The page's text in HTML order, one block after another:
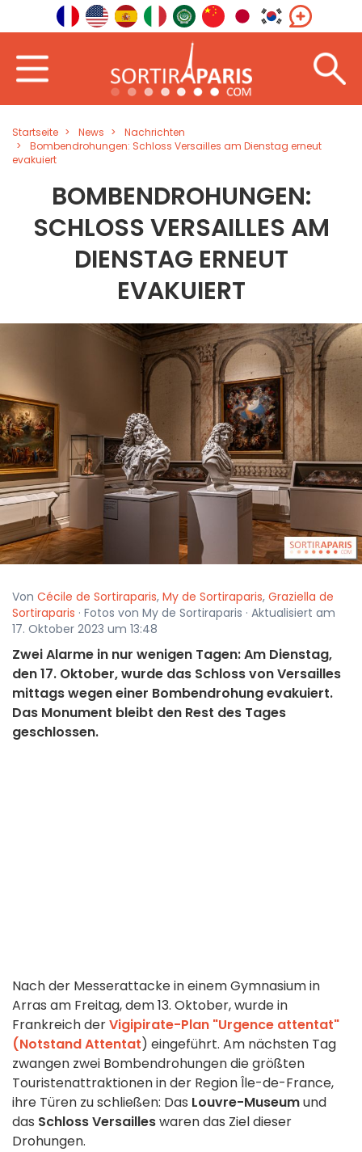
Startseite News
Nachrichten
Bombendrohungen: Schloss Versailles am Dienstag erneut
evakuiert
BOMBENDROHUNGEN:
SCHLOSS VERSAILLES AM
DIENSTAG ERNEUT
EVAKUIERT
Von Cécile de Sortiraparis, My de Sortiraparis, Graziella de
Sortiraparis · Fotos von My de Sortiraparis · Aktualisiert am
17. Oktober 2023 um 13:48
Zwei Alarme in nur wenigen Tagen: Am Dienstag,
den 17. Oktober, wurde das Schloss von Versailles
mittags wegen einer Bombendrohung evakuiert.
Das Monument bleibt den Rest des Tages
geschlossen.
Nach der Messerattacke in einem Gymnasium in
Arras am Freitag, dem 13. Oktober, wurde in
Frankreich derVigipirate-Plan "Urgence attentat"
(Notstand Attentat) eingeführt. Am nächsten Tag
zwangen zwei Bombendrohungen die größten
Touristenattraktionen in der Region Île-de-France,
ihre Türen zu schließen: Das Louvre-Museumund
das Schloss Versailleswaren das Ziel dieser
Drohungen.